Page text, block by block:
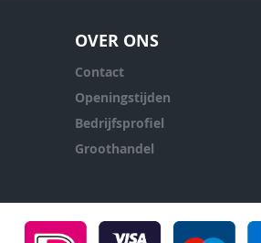
OVER ONS
Contact
Openingstijden
Bedrijfsprofiel
Groothandel